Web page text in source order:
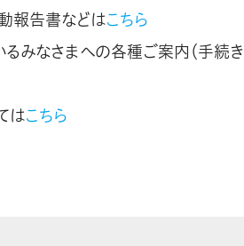
報告書などはこちら
みなさまへの各種ご案内（手続
はこちら